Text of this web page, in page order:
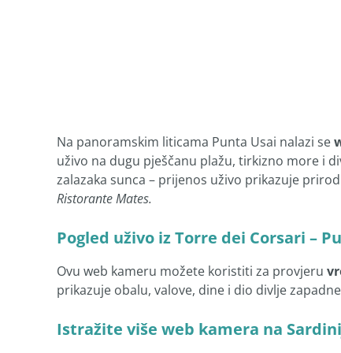
Na panoramskim liticama Punta Usai nalazi se
uživo na dugu pješčanu plažu, tirkizno more i
zalazaka sunca – prijenos uživo prikazuje
Ristorante Mates.
Pogled uživo iz Torre dei Corsari –
Ovu web kameru možete koristiti za provjeru
prikazuje obalu, valove, dine i dio divlje
Istražite više web kamera na